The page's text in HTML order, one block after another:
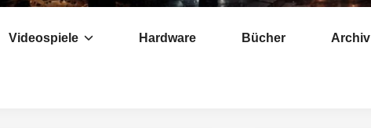
Videospiele Hardware Bücher Archiv